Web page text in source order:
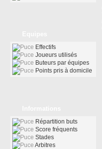
Effectifs
Joueurs utilisés
Buteurs par équipes
Points pris à domicile
Répartition buts
Score fréquents
Stades
Arbitres